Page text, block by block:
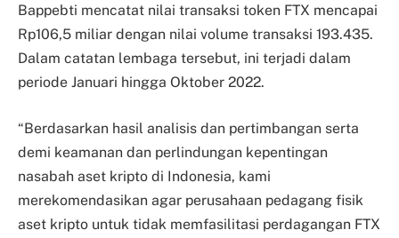
Bappebti mencatat nilai transaksi token FTX mencapai
Rp106,5 miliar dengan nilai volume transaksi 193.435.
Dalam catatan lembaga tersebut, ini terjadi dalam
periode Januari hingga Oktober 2022.
“Berdasarkan hasil analisis dan pertimbangan serta
demi keamanan dan perlindungan kepentingan
nasabah aset kripto di Indonesia, kami
merekomendasikan agar perusahaan pedagang fisik
aset kripto untuk tidak memfasilitasi perdagangan FTX